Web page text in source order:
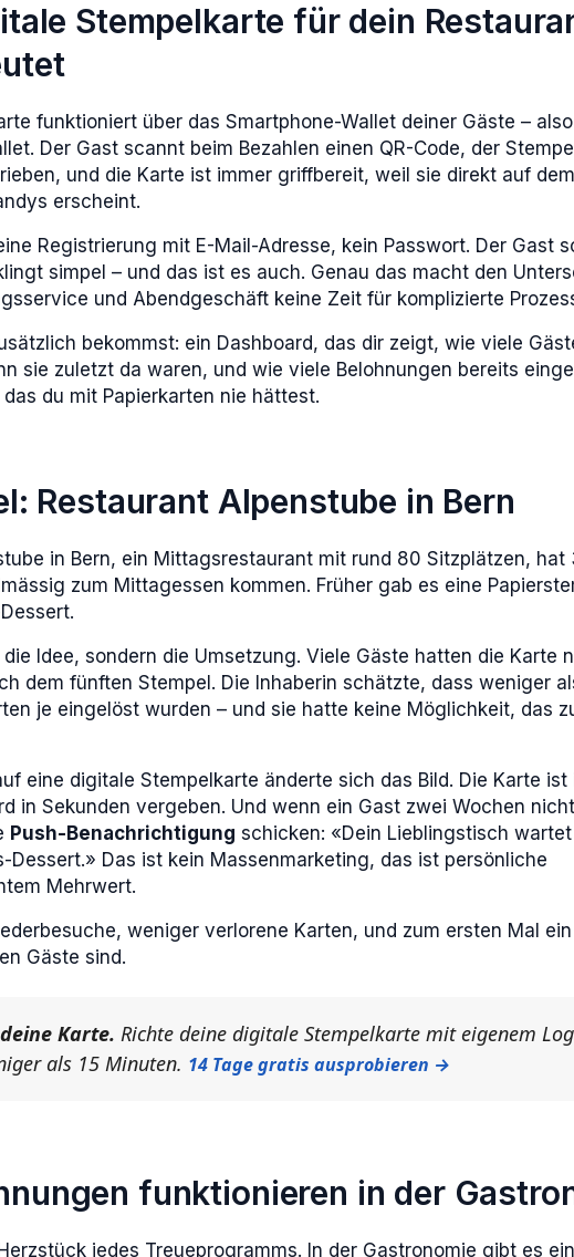
Stempelkarte für dein
funktioniert über das Smartphone-Wallet deiner Gäste –
Der Gast scannt beim Bezahlen einen QR-Code, der
und die Karte ist immer griffbereit, weil sie direkt auf dem
erscheint.
Registrierung mit E-Mail-Adresse, kein Passwort. Der Gast
simpel – und das ist es auch. Genau das macht den
und Abendgeschäft keine Zeit für komplizierte
bekommst: ein Dashboard, das dir zeigt, wie viele
sie zuletzt da waren, und wie viele Belohnungen bereits
du mit Papierkarten nie hättest.
Restaurant Alpenstube in Bern
in Bern, ein Mittagsrestaurant mit rund 80 Sitzplätzen, hat
zum Mittagessen kommen. Früher gab es eine
Idee, sondern die Umsetzung. Viele Gäste hatten die Karte
dem fünften Stempel. Die Inhaberin schätzte, dass weniger
je eingelöst wurden – und sie hatte keine Möglichkeit, das
eine digitale Stempelkarte änderte sich das Bild. Die Karte ist
in Sekunden vergeben. Und wenn ein Gast zwei Wochen
Push-Benachrichtigung schicken: «Dein Lieblingstisch
Dessert.» Das ist kein Massenmarketing, das ist persönliche
Mehrwert.
weniger verlorene Karten, und zum ersten Mal ein
Gäste sind.
Karte. Richte deine digitale Stempelkarte mit eigenem
als 15 Minuten. 14 Tage gratis ausprobieren →
funktionieren in der
jedes Treueprogramms. In der Gastronomie gibt es